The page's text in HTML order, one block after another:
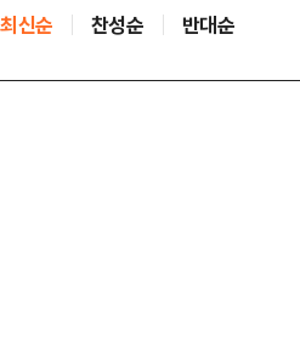
최신순 찬성순 반대순